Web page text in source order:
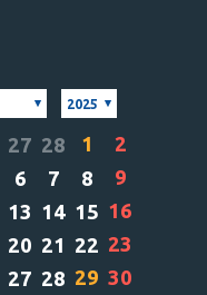
2025
27 28 1
2
6 7 8
9
13 14 15 16
20 21 22 23
27 28 29 30